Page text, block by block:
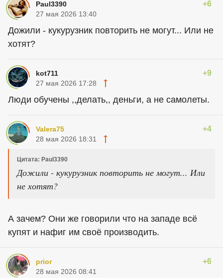
Paul3390 +6
27 мая 2026 13:40
Дожили - кукурузник повторить не могут... Или не
хотят?
kot711 +9
27 мая 2026 17:28
Люди обучены ,,делать,, деньги, а не самолеты.
Valera75 +4
28 мая 2026 18:31
Цитата: Paul3390
Дожили - кукурузник повторить не могут... Или
не хотят?
А зачем? Они же говорили что на западе всё
купят и нафиг им своё производить.
prior +6
28 мая 2026 08:41